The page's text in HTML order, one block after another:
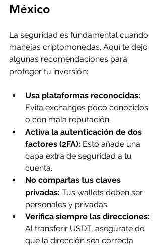
México
La seguridad es fundamental cuando
manejas criptomonedas. Aquí te dejo
algunas recomendaciones para
proteger tu inversión:
Usa plataformas reconocidas:
Evita exchanges poco conocidos
o con mala reputación.
Activa la autenticación de dos
factores (2FA): Esto añade una
capa extra de seguridad a tu
cuenta.
No compartas tus claves
privadas: Tus wallets deben ser
personales y privadas.
Verifica siempre las direcciones:
Al transferir USDT, asegúrate de
que la dirección sea correcta